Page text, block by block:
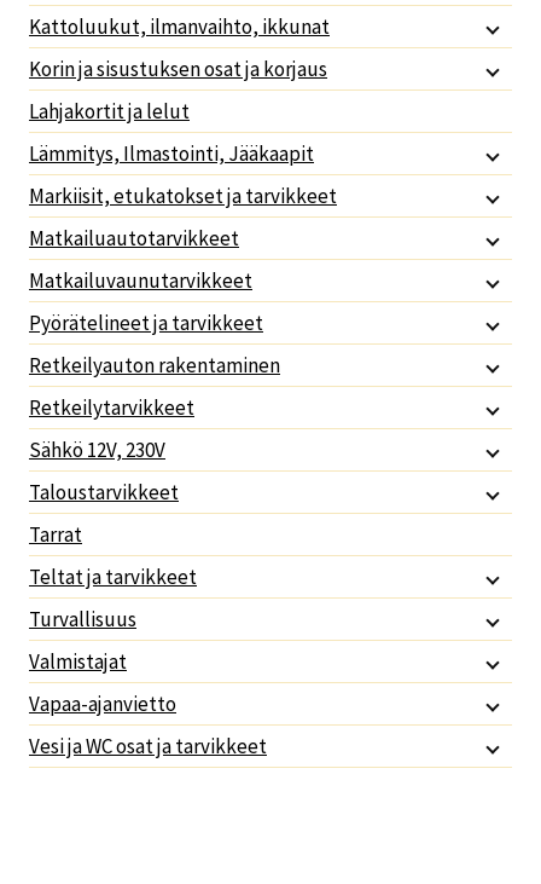
Kattoluukut, ilmanvaihto, ikkunat
Korin ja sisustuksen osat ja korjaus
Lahjakortit ja lelut
Lämmitys, Ilmastointi, Jääkaapit
Markiisit, etukatokset ja tarvikkeet
Matkailuautotarvikkeet
Matkailuvaunutarvikkeet
Pyörätelineet ja tarvikkeet
Retkeilyauton rakentaminen
Retkeilytarvikkeet
Sähkö 12V, 230V
Taloustarvikkeet
Tarrat
Teltat ja tarvikkeet
Turvallisuus
Valmistajat
Vapaa-ajanvietto
Vesi ja WC osat ja tarvikkeet